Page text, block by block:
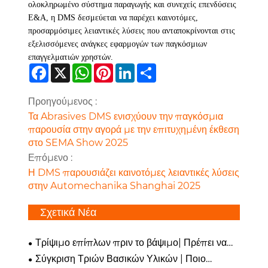
ολοκληρωμένο σύστημα παραγωγής και συνεχείς επενδύσεις
Ε&Α, η DMS δεσμεύεται να παρέχει καινοτόμες,
προσαρμόσιμες λειαντικές λύσεις που ανταποκρίνονται στις
εξελισσόμενες ανάγκες εφαρμογών των παγκόσμιων
επαγγελματιών χρηστών.
Facebook
X WhatsApp
Pinterest
LinkedIn
Share
Προηγούμενος :
Τα Abrasives DMS ενισχύουν την παγκόσμια
παρουσία στην αγορά με την επιτυχημένη έκθεση
στο SEMA Show 2025
Επόμενο :
Η DMS παρουσιάζει καινοτόμες λειαντικές λύσεις
στην Automechanika Shanghai 2025
Σχετικά Νέα
Τρίψιμο επίπλων πριν το βάψιμο| Πρέπει να
επιλέξετε μπλε γυαλόχαρτο ή κανονικό
γυαλόχαρτο;
Σύγκριση Τριών Βασικών Υλικών | Ποιο